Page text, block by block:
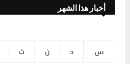
أخبار هذا الشهر
س
د ن ث